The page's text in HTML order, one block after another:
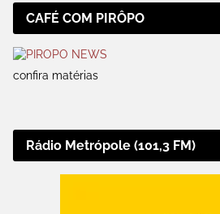
CAFÉ COM PIRÔPO
confira matérias
Rádio Metrópole (101,3 FM)